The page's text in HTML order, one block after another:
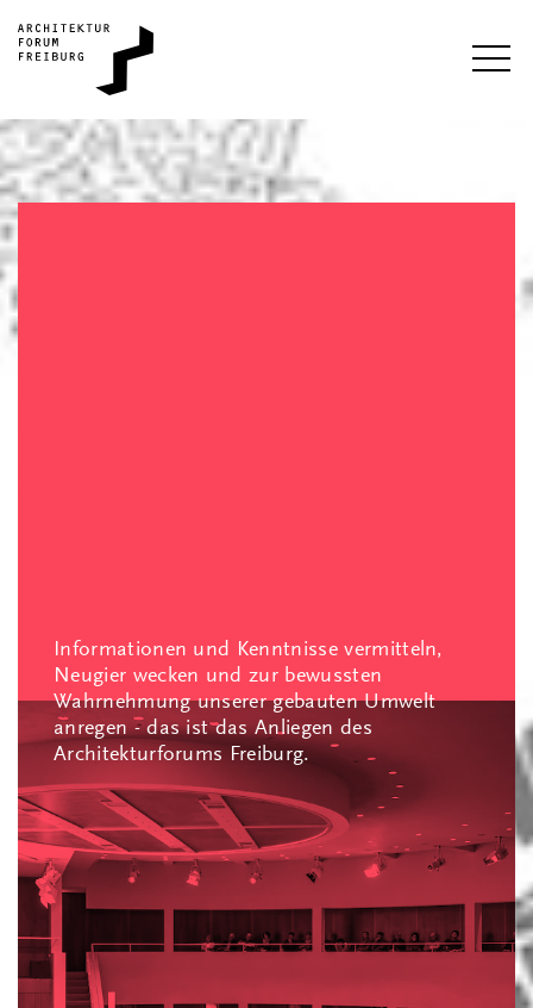
Informationen und Kenntnisse vermitteln,
Neugier wecken und zur bewussten
Wahrnehmung unserer gebauten Umwelt
anregen - das ist das Anliegen des
Architekturforums Freiburg.